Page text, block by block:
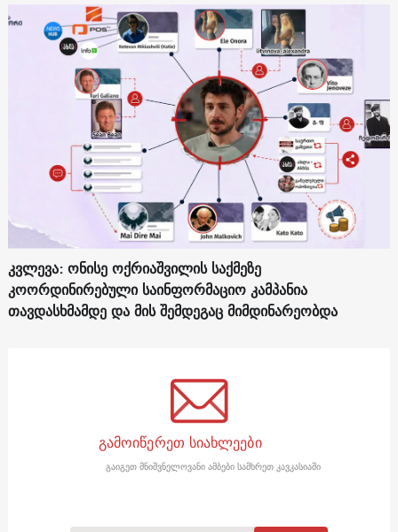
კვლევა: ონისე ოქრიაშვილის საქმეზე
კოორდინირებული საინფორმაციო კამპანია
თავდასხმამდე და მის შემდეგაც მიმდინარეობდა
გამოიწერეთ სიახლეები
გაიგეთ მნიშვნელოვანი ამბები სამხრეთ კავკასიაში